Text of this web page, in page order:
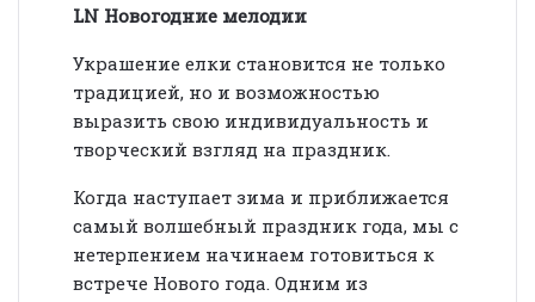
LN Новогодние мелодии
Украшение елки становится не только
традицией, но и возможностью
выразить свою индивидуальность и
творческий взгляд на праздник.
Когда наступает зима и приближается
самый волшебный праздник года, мы с
нетерпением начинаем готовиться к
встрече Нового года. Одним из